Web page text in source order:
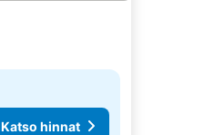
Katso hinnat